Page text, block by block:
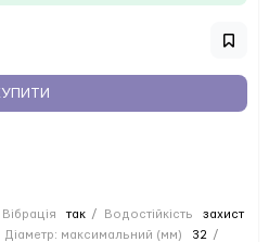
Вібрація так Водостійкість
захист
Діаметр: максимальний (мм)
32